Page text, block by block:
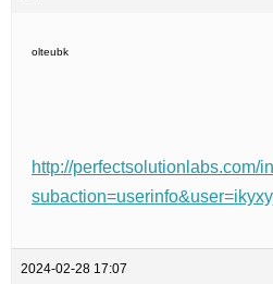
olteubk
http://perfectsolutionlabs.com/
2024-02-28 17:07